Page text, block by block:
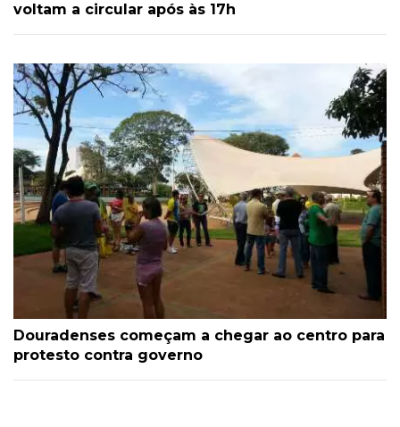
voltam a circular após às 17h
Douradenses começam a chegar ao centro para
protesto contra governo